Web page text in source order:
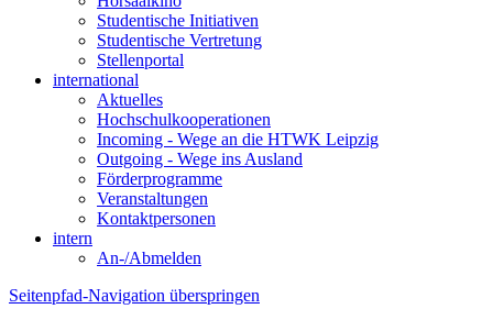
Studentische Initiativen
Studentische Vertretung
Stellenportal
international
Aktuelles
Hochschulkooperationen
Incoming - Wege an die HTWK Leipzig
Outgoing - Wege ins Ausland
Förderprogramme
Veranstaltungen
Kontaktpersonen
intern
An-/Abmelden
Seitenpfad-Navigation überspringen